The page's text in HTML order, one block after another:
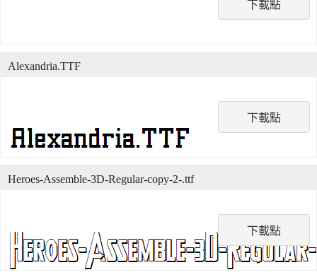
下載點
下載點
Alexandria.TTF
下載點
Heroes-Assemble-3D-Regular-copy-2-.ttf